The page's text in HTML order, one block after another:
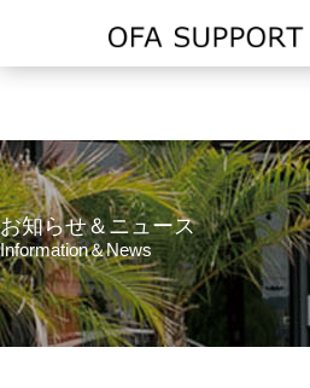
お知らせ＆ニュース
Information＆News